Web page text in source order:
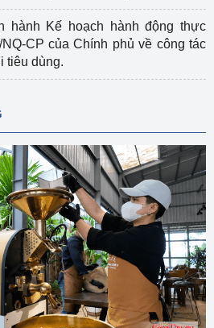
hành Kế hoạch hành động thực
CP của Chính phủ về công tác
tiêu dùng.